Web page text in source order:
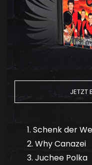
JETZT
1. Schenk der
2. Why Canazei
3. Juchee Polka